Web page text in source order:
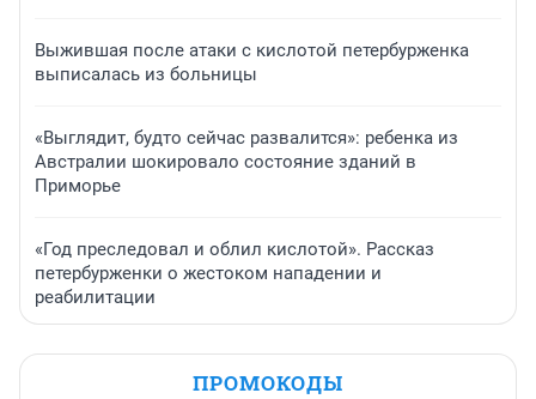
Выжившая после атаки с кислотой петербурженка
выписалась из больницы
«Выглядит, будто сейчас развалится»: ребенка из
Австралии шокировало состояние зданий в
Приморье
«Год преследовал и облил кислотой». Рассказ
петербурженки о жестоком нападении и
реабилитации
ПРОМОКОДЫ